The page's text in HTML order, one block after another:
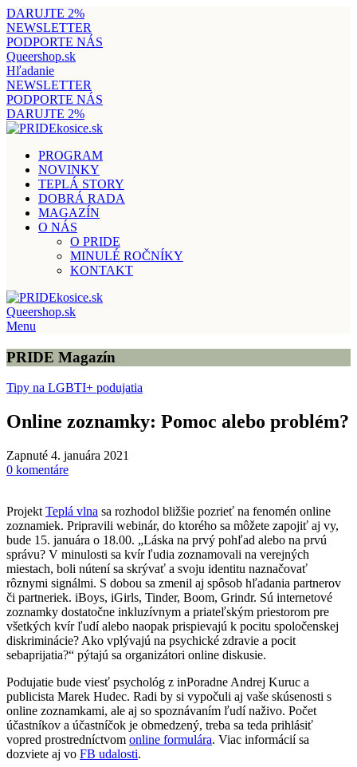
DARUJTE 2%
NEWSLETTER
PODPORTE NÁS
Queershop.sk
Hľadanie
NEWSLETTER
PODPORTE NÁS
DARUJTE 2%
PROGRAM
NOVINKY
TEPLÁ STORY
DOBRÁ RADA
MAGAZÍN
O NÁS
O PRIDE
MINULÉ ROČNÍKY
KONTAKT
Queershop.sk
Menu
PRIDE Magazín
Tipy na LGBTI+ podujatia
Online zoznamky: Pomoc alebo problém?
Zapnuté 4. januára 2021
0 komentáre
Projekt Teplá vlna sa rozhodol bližšie pozrieť na fenomén online
zoznamiek. Pripravili webinár, do ktorého sa môžete zapojiť aj vy,
bude 15. januára o 18.00. „Láska na prvý pohľad alebo na prvú
správu? V minulosti sa kvír ľudia zoznamovali na verejných
miestach, boli nútení sa skrývať a svoju identitu naznačovať
rôznymi signálmi. S dobou sa zmenil aj spôsob hľadania partnerov
či partneriek. iBoys, iGirls, Tinder, Boom, Grindr. Sú internetové
zoznamky dostatočne inkluzívnym a priateľským priestorom pre
všetkých kvír ľudí alebo naopak prispievajú k pocitu spoločenskej
diskriminácie? Ako vplývajú na psychické zdravie a pocit
sebaprijatia?“ pýtajú sa organizátori online diskusie.
Podujatie bude viesť psychológ z inPoradne Andrej Kuruc a
publicista Marek Hudec. Radi by si vypočuli aj vaše skúsenosti s
online zoznamkami, ale aj so spoznávaním ľudí naživo. Počet
účastníkov a účastníčok je obmedzený, treba sa teda prihlásiť
vopred prostredníctvom online formulára. Viac informácií sa
dozviete aj vo FB udalosti.